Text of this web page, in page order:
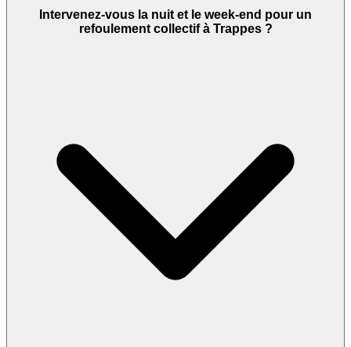
Intervenez-vous la nuit et le week-end pour un
refoulement collectif à Trappes ?